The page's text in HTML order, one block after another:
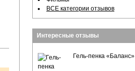
ВСЕ категории отзывов
Интересные отзывы
Гель-пенка «Баланс»